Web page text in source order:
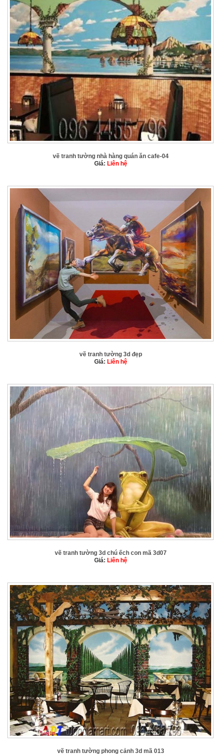
vẽ tranh tường nhà hàng quán ăn cafe-04
Giá: Liên hệ
vẽ tranh tường 3d đẹp
Giá: Liên hệ
vẽ tranh tường 3d chú ếch con mã 3d07
Giá: Liên hệ
vẽ tranh tường phong cảnh 3d mã 013